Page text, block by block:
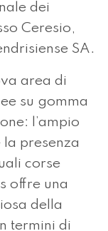
dei
Ceresio,
SA.
area di
su gomma
l’ampio
la presenza
corse
offre una
della
termini di